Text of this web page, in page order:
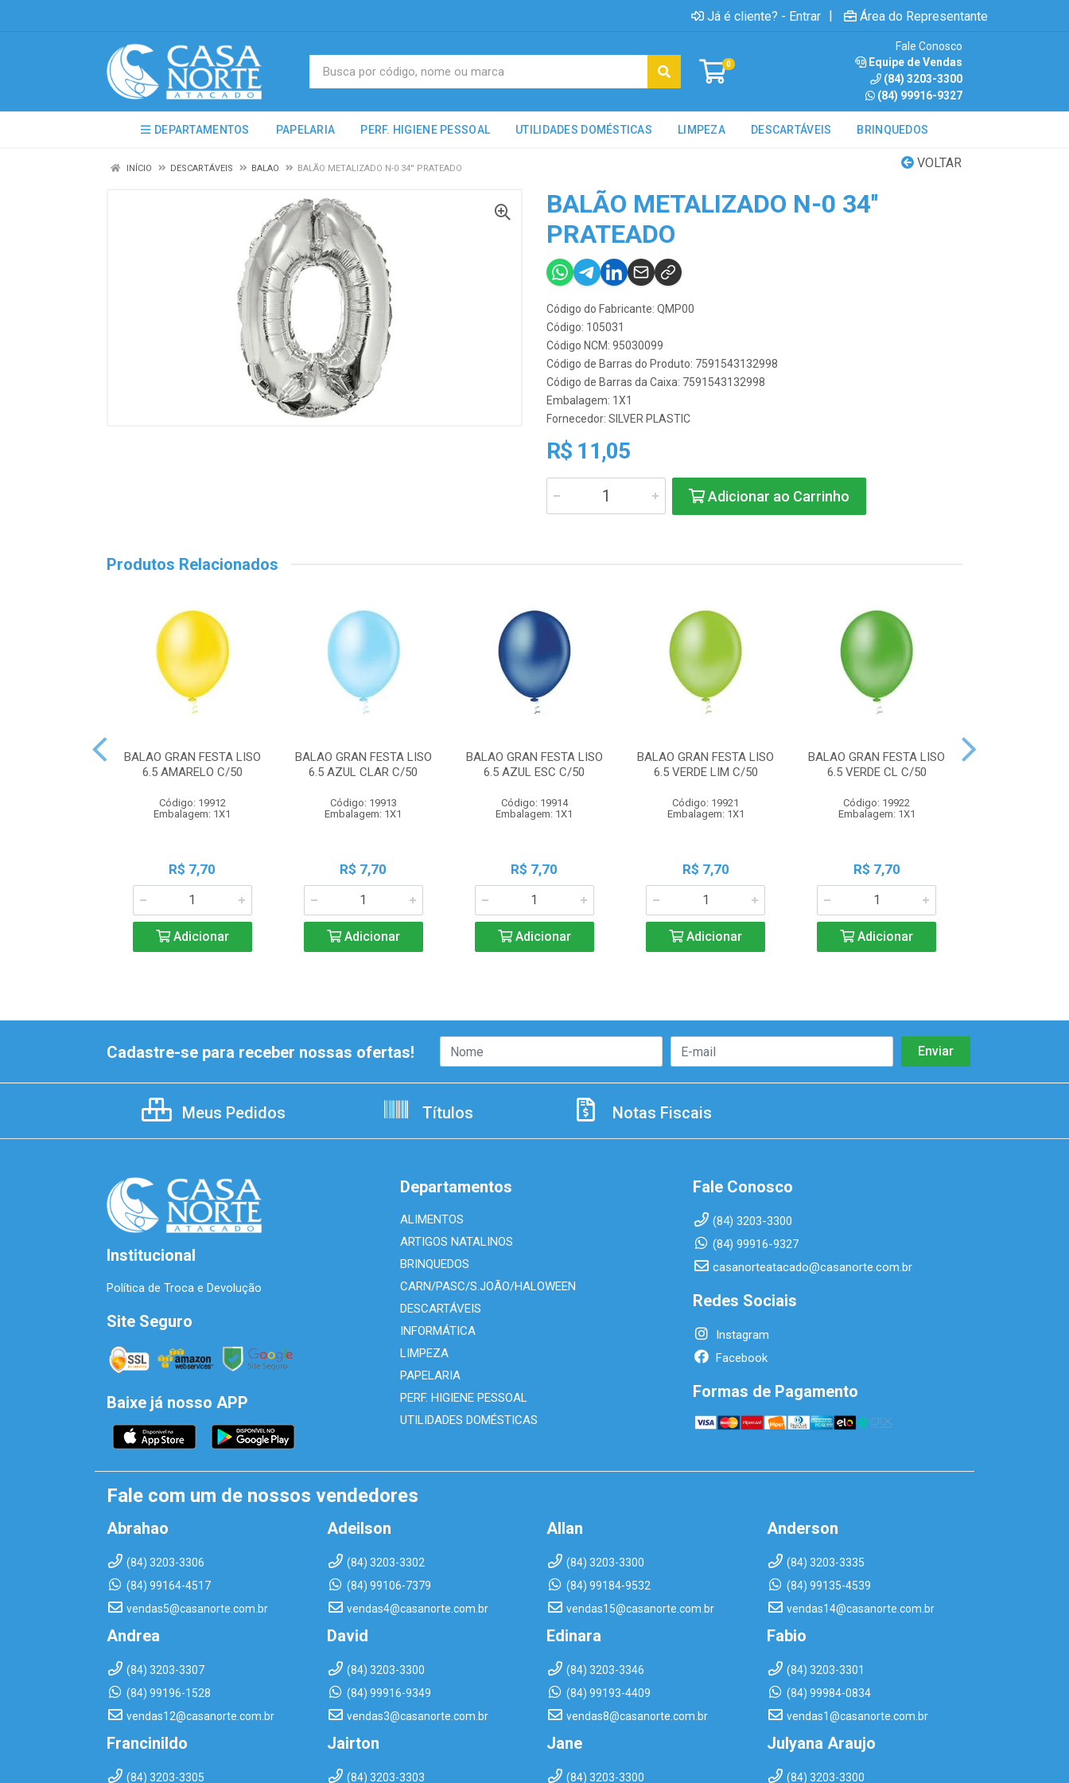
Já é cliente? - Entrar | Área do Representante
0
Fale Conosco
Equipe de Vendas
(84) 3203-3300
(84) 99916-9327
DEPARTAMENTOS PAPELARIA PERF. HIGIENE PESSOAL UTILIDADES DOMÉSTICAS LIMPEZA DESCARTÁVEIS BRINQUEDOS
VOLTAR
INÍCIO DESCARTÁVEIS BALAO BALÃO METALIZADO N-0 34'' PRATEADO
BALÃO METALIZADO N-0 34''
PRATEADO
Código do Fabricante: QMP00
Código: 105031
Código NCM: 95030099
Código de Barras do Produto: 7591543132998
Código de Barras da Caixa: 7591543132998
Embalagem: 1X1
Fornecedor: SILVER PLASTIC
R$ 11,05
Adicionar ao Carrinho
Produtos Relacionados
BALAO GRAN FESTA LISO
6.5 AMARELO C/50
Código: 19912
Embalagem: 1X1
R$ 7,70
Adicionar
BALAO GRAN FESTA LISO
6.5 AZUL CLAR C/50
Código: 19913
Embalagem: 1X1
R$ 7,70
Adicionar
BALAO GRAN FESTA LISO
6.5 AZUL ESC C/50
Código: 19914
Embalagem: 1X1
R$ 7,70
Adicionar
BALAO GRAN FESTA LISO
6.5 VERDE LIM C/50
Código: 19921
Embalagem: 1X1
R$ 7,70
Adicionar
BALAO GRAN FESTA LISO
6.5 VERDE CL C/50
Código: 19922
Embalagem: 1X1
R$ 7,70
Adicionar
Cadastre-se para receber nossas ofertas!
Meus Pedidos Títulos Notas Fiscais
Institucional
Política de Troca e Devolução
Site Seguro
Baixe já nosso APP
Departamentos
ALIMENTOS
ARTIGOS NATALINOS
BRINQUEDOS
CARN/PASC/S.JOÃO/HALOWEEN
DESCARTÁVEIS
INFORMÁTICA
LIMPEZA
PAPELARIA
PERF. HIGIENE PESSOAL
UTILIDADES DOMÉSTICAS
Fale Conosco
(84) 3203-3300
(84) 99916-9327
casanorteatacado@casanorte.com.br
Redes Sociais
Instagram
Facebook
Formas de Pagamento
Fale com um de nossos vendedores
Abrahao
(84) 3203-3306
(84) 99164-4517
vendas5@casanorte.com.br
Adeilson
(84) 3203-3302
(84) 99106-7379
vendas4@casanorte.com.br
Allan
(84) 3203-3300
(84) 99184-9532
vendas15@casanorte.com.br
Anderson
(84) 3203-3335
(84) 99135-4539
vendas14@casanorte.com.br
Andrea
(84) 3203-3307
(84) 99196-1528
vendas12@casanorte.com.br
David
(84) 3203-3300
(84) 99916-9349
vendas3@casanorte.com.br
Edinara
(84) 3203-3346
(84) 99193-4409
vendas8@casanorte.com.br
Fabio
(84) 3203-3301
(84) 99984-0834
vendas1@casanorte.com.br
Francinildo
(84) 3203-3305
Jairton
(84) 3203-3303
Jane
(84) 3203-3300
Julyana Araujo
(84) 3203-3300